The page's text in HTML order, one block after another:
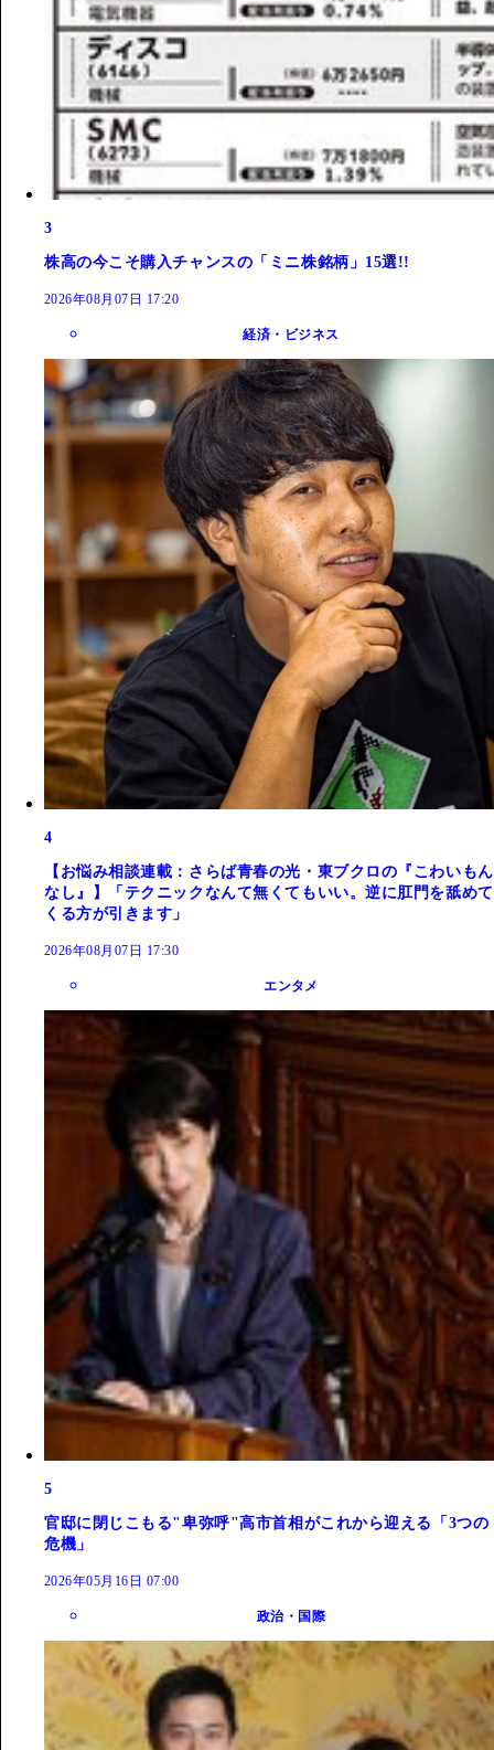
3
株高の今こそ購入チャンスの「ミニ株銘柄」15選!!
2026年08月07日 17:20
経済・ビジネス
4
【お悩み相談連載：さらば青春の光・東ブクロの『こわいもん
なし』】「テクニックなんて無くてもいい。逆に肛門を舐めて
くる方が引きます」
2026年08月07日 17:30
エンタメ
5
官邸に閉じこもる"卑弥呼"高市首相がこれから迎える「3つの
危機」
2026年05月16日 07:00
政治・国際